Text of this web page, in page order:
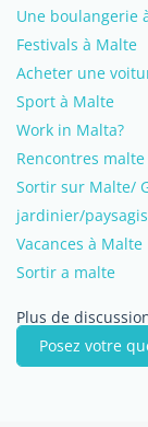
Une boulangerie
Festivals à Malte
Acheter une
Sport à Malte
Work in Malta?
Rencontres malte
Sortir sur Malte/
jardinier/
Vacances à Malte
Sortir a malte
Plus de
Posez votre